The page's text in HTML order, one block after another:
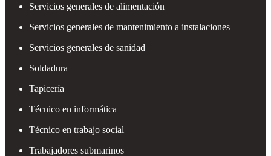
Servicios generales de alimentación
Servicios generales de mantenimiento a instalaciones
Servicios generales de sanidad
Soldadura
Tapicería
Técnico en informática
Técnico en trabajo social
Trabajadores submarinos